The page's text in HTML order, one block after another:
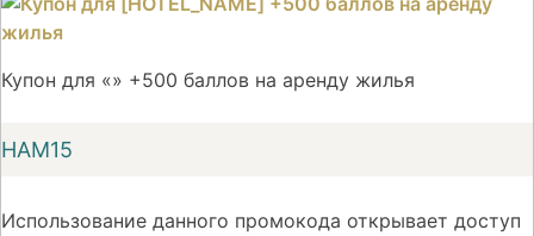
Купон для «» +500 баллов на аренду жилья
НАМ15
Использование данного промокода открывает доступ